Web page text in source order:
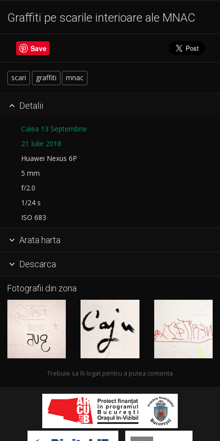
Graffiti pe scarile interioare ale MNAC
Save
scari graffiti mnac
 Detalii
Calea 13 Septembrie
21 Iulie 2018
Huawei Nexus 6P
5 mm
f/2.0
1/24 s
ISO 683
 Arata harta
 Descarca
Fotografii din zona
Trebuie sa fii logat pentru a putea comenta